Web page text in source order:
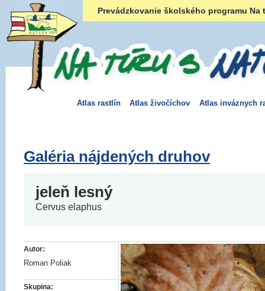
Prevádzkovanie školského programu
Atlas rastlín Atlas živočíchov Atlas inváznych
Galéria nájdených druhov
jeleň lesný
Cervus elaphus
Autor:
Roman Poliak
Skupina: